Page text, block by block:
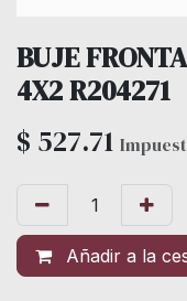
BUJE
4X2 R204271
$ 527.71
Añadir a la